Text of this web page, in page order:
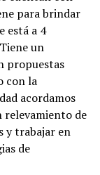
para brindar
está a 4
un
propuestas
con la
acordamos
relevamiento de
y trabajar en
de